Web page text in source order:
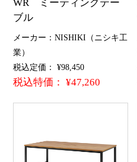
WR ミーティングテー
ブル
メーカー：NISHIKI（ニシキ工
業）
税込定価： ¥98,450
税込特価： ¥47,260